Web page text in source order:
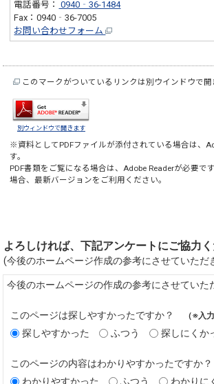
電話番号： 0940‐36-1484
Fax：0940‐36-7005
お問い合わせフォーム
このマークがついているリンクは別ウインドウで開
別ウィンドウで開きます
※資料としてPDFファイルが添付されている場合は、
す。
PDF書類をご覧になる場合は、 Adobe Readerが必要で
場合、最新バージョンをご利用ください。